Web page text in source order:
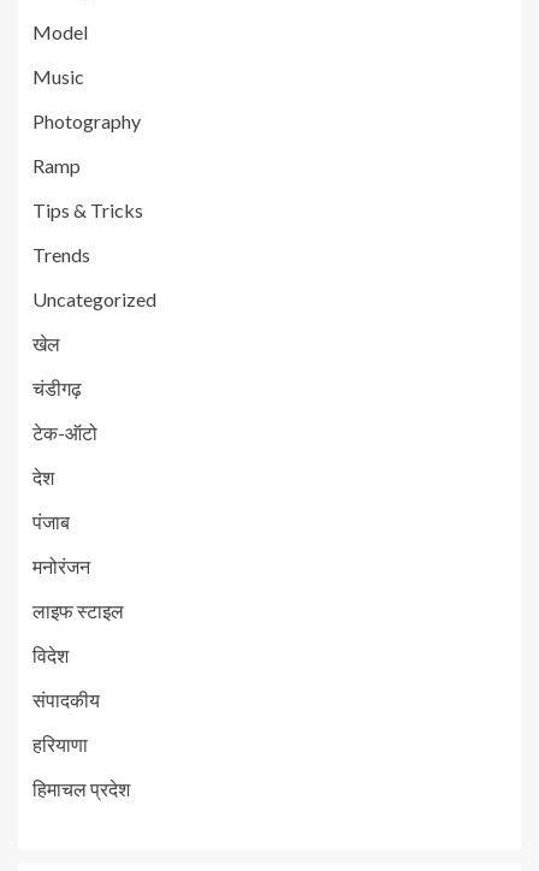
Model
Music
Photography
Ramp
Tips & Tricks
Trends
Uncategorized
खेल
चंडीगढ़
टेक-ऑटो
देश
पंजाब
मनोरंजन
लाइफ स्टाइल
विदेश
संपादकीय
हरियाणा
हिमाचल प्रदेश